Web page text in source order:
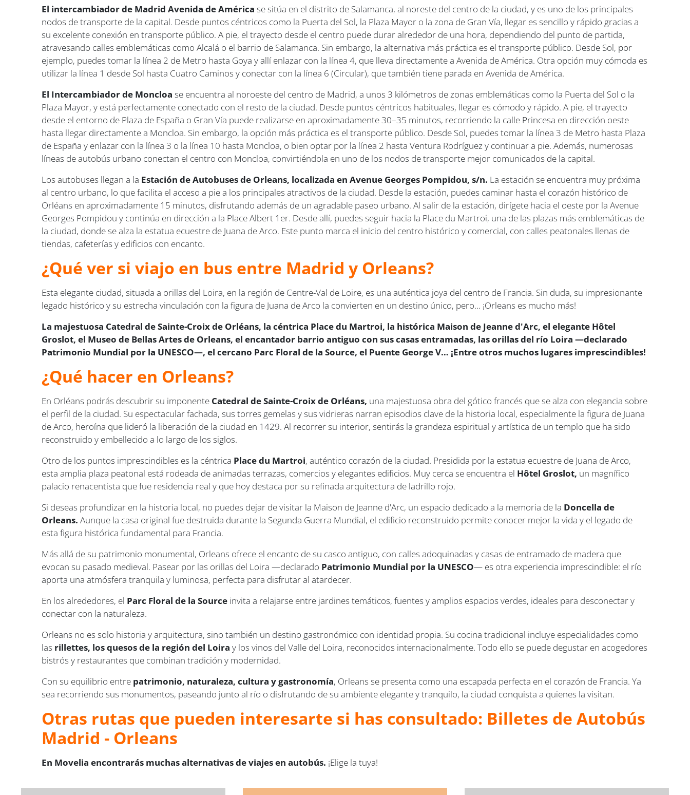
El intercambiador de Madrid Avenida de América se sitúa en el distrito de Salamanca, al noreste del centro de la ciudad, y es uno de los principales
nodos de transporte de la capital. Desde puntos céntricos como la Puerta del Sol, la Plaza Mayor o la zona de Gran Vía, llegar es sencillo y rápido gracias a
su excelente conexión en transporte público. A pie, el trayecto desde el centro puede durar alrededor de una hora, dependiendo del punto de partida,
atravesando calles emblemáticas como Alcalá o el barrio de Salamanca. Sin embargo, la alternativa más práctica es el transporte público. Desde Sol, por
ejemplo, puedes tomar la línea 2 de Metro hasta Goya y allí enlazar con la línea 4, que lleva directamente a Avenida de América. Otra opción muy cómoda es
utilizar la línea 1 desde Sol hasta Cuatro Caminos y conectar con la línea 6 (Circular), que también tiene parada en Avenida de América.
El Intercambiador de Moncloa se encuentra al noroeste del centro de Madrid, a unos 3 kilómetros de zonas emblemáticas como la Puerta del Sol o la
Plaza Mayor, y está perfectamente conectado con el resto de la ciudad. Desde puntos céntricos habituales, llegar es cómodo y rápido. A pie, el trayecto
desde el entorno de Plaza de España o Gran Vía puede realizarse en aproximadamente 30–35 minutos, recorriendo la calle Princesa en dirección oeste
hasta llegar directamente a Moncloa. Sin embargo, la opción más práctica es el transporte público. Desde Sol, puedes tomar la línea 3 de Metro hasta Plaza
de España y enlazar con la línea 3 o la línea 10 hasta Moncloa, o bien optar por la línea 2 hasta Ventura Rodríguez y continuar a pie. Además, numerosas
líneas de autobús urbano conectan el centro con Moncloa, convirtiéndola en uno de los nodos de transporte mejor comunicados de la capital.
Los autobuses llegan a la Estación de Autobuses de Orleans, localizada en Avenue Georges Pompidou, s/n. La estación se encuentra muy próxima
al centro urbano, lo que facilita el acceso a pie a los principales atractivos de la ciudad. Desde la estación, puedes caminar hasta el corazón histórico de
Orléans en aproximadamente 15 minutos, disfrutando además de un agradable paseo urbano. Al salir de la estación, dirígete hacia el oeste por la Avenue
Georges Pompidou y continúa en dirección a la Place Albert 1er. Desde allí, puedes seguir hacia la Place du Martroi, una de las plazas más emblemáticas de
la ciudad, donde se alza la estatua ecuestre de Juana de Arco. Este punto marca el inicio del centro histórico y comercial, con calles peatonales llenas de
tiendas, cafeterías y edificios con encanto.
¿Qué ver si viajo en bus entre Madrid y Orleans?
Esta elegante ciudad, situada a orillas del Loira, en la región de Centre-Val de Loire, es una auténtica joya del centro de Francia. Sin duda, su impresionante
legado histórico y su estrecha vinculación con la figura de Juana de Arco la convierten en un destino único, pero… ¡Orleans es mucho más!
La majestuosa Catedral de Sainte-Croix de Orléans, la céntrica Place du Martroi, la histórica Maison de Jeanne d'Arc, el elegante Hôtel
Groslot, el Museo de Bellas Artes de Orleans, el encantador barrio antiguo con sus casas entramadas, las orillas del río Loira —declarado
Patrimonio Mundial por la UNESCO—, el cercano Parc Floral de la Source, el Puente George V… ¡Entre otros muchos lugares imprescindibles!
¿Qué hacer en Orleans?
En Orléans podrás descubrir su imponente Catedral de Sainte-Croix de Orléans, una majestuosa obra del gótico francés que se alza con elegancia sobre
el perfil de la ciudad. Su espectacular fachada, sus torres gemelas y sus vidrieras narran episodios clave de la historia local, especialmente la figura de Juana
de Arco, heroína que lideró la liberación de la ciudad en 1429. Al recorrer su interior, sentirás la grandeza espiritual y artística de un templo que ha sido
reconstruido y embellecido a lo largo de los siglos.
Otro de los puntos imprescindibles es la céntrica Place du Martroi, auténtico corazón de la ciudad. Presidida por la estatua ecuestre de Juana de Arco,
esta amplia plaza peatonal está rodeada de animadas terrazas, comercios y elegantes edificios. Muy cerca se encuentra el Hôtel Groslot, un magnífico
palacio renacentista que fue residencia real y que hoy destaca por su refinada arquitectura de ladrillo rojo.
Si deseas profundizar en la historia local, no puedes dejar de visitar la Maison de Jeanne d'Arc, un espacio dedicado a la memoria de la Doncella de
Orleans. Aunque la casa original fue destruida durante la Segunda Guerra Mundial, el edificio reconstruido permite conocer mejor la vida y el legado de
esta figura histórica fundamental para Francia.
Más allá de su patrimonio monumental, Orleans ofrece el encanto de su casco antiguo, con calles adoquinadas y casas de entramado de madera que
evocan su pasado medieval. Pasear por las orillas del Loira —declarado Patrimonio Mundial por la UNESCO— es otra experiencia imprescindible: el río
aporta una atmósfera tranquila y luminosa, perfecta para disfrutar al atardecer.
En los alrededores, el Parc Floral de la Source invita a relajarse entre jardines temáticos, fuentes y amplios espacios verdes, ideales para desconectar y
conectar con la naturaleza.
Orleans no es solo historia y arquitectura, sino también un destino gastronómico con identidad propia. Su cocina tradicional incluye especialidades como
las rillettes, los quesos de la región del Loiray los vinos del Valle del Loira, reconocidos internacionalmente. Todo ello se puede degustar en acogedores
bistrós y restaurantes que combinan tradición y modernidad.
Con su equilibrio entre patrimonio, naturaleza, cultura y gastronomía, Orleans se presenta como una escapada perfecta en el corazón de Francia. Ya
sea recorriendo sus monumentos, paseando junto al río o disfrutando de su ambiente elegante y tranquilo, la ciudad conquista a quienes la visitan.
Otras rutas que pueden interesarte si has consultado: Billetes de Autobús
Madrid - Orleans
En Movelia encontrarás muchas alternativas de viajes en autobús. ¡Elige la tuya!